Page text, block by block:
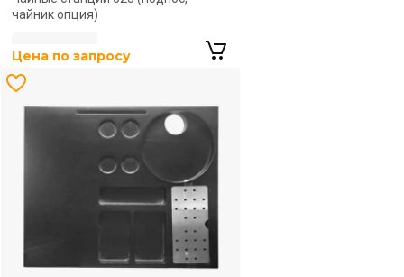
чайник опция)
Цена по запросу